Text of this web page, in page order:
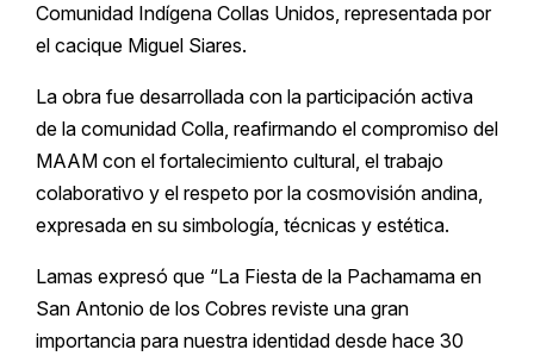
Comunidad Indígena Collas Unidos, representada por
el cacique Miguel Siares.
La obra fue desarrollada con la participación activa
de la comunidad Colla, reafirmando el compromiso del
MAAM con el fortalecimiento cultural, el trabajo
colaborativo y el respeto por la cosmovisión andina,
expresada en su simbología, técnicas y estética.
Lamas expresó que “La Fiesta de la Pachamama en
San Antonio de los Cobres reviste una gran
importancia para nuestra identidad desde hace 30